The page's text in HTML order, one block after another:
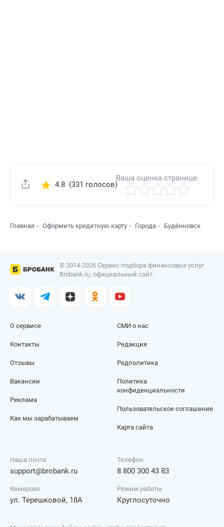
Поделиться
4.8(331 голосов)
Ваша оценка странице:
Главная Оформить кредитную карту Города Будённовск
© 2014-2026 Сервис подбора финансовых услуг
Brobank.ru, официальный сайт.
О сервисе
Контакты
Отзывы
СМИ о нас
Редакция
Редполитика
Вакансии
Реклама
Как мы зарабатываем
Политика
конфиденциальности
Пользовательское соглашение
Карта сайта
Наша почта
support@brobank.ru
Телефон
8 800 300 43 83
Кемерово
ул. Терешковой, 18А
Режим работы
Круглосуточно